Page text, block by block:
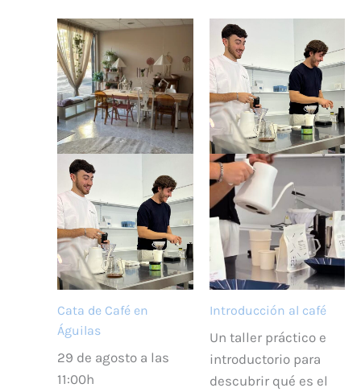
Cata de Café en
Águilas
29 de agosto a las
11:00h
Introducción al café
Un taller práctico e
introductorio para
descubrir qué es el